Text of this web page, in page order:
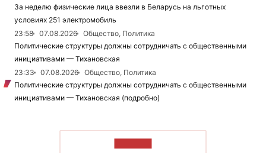
За неделю физические лица ввезли в Беларусь на льготных
условиях 251 электромобиль
23:58
07.08.2026
Общество, Политика
Политические структуры должны сотрудничать с общественными
инициативами — Тихановская
23:33
07.08.2026
Общество, Политика
Политические структуры должны сотрудничать с общественными
инициативами — Тихановская (подробно)